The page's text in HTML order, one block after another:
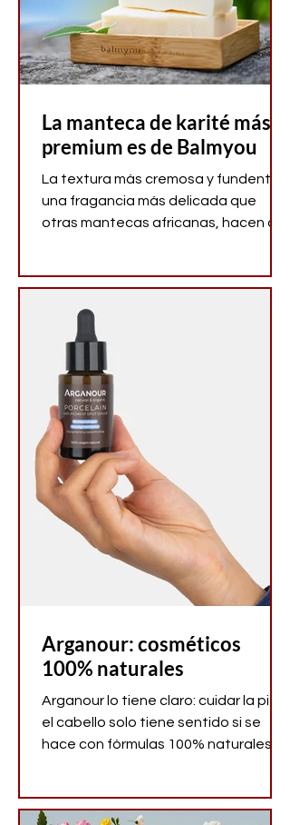
Tea Shop tiene la receta (y las
mezclas) perfectas para que tú y el
matcha, por fin, hagáis match.
La manteca de karité más
premium es de Balmyou
La textura más cremosa y fundente y
una fragancia más delicada que
otras mantecas africanas, hacen de
incluye en toda su gama de
productos de belleza y cuidado
personal.
Arganour: cosméticos
100% naturales
Arganour lo tiene claro: cuidar la piel y
el cabello solo tiene sentido si se
hace con fórmulas 100% naturales,
lo mejor de la ciencia y la naturaleza